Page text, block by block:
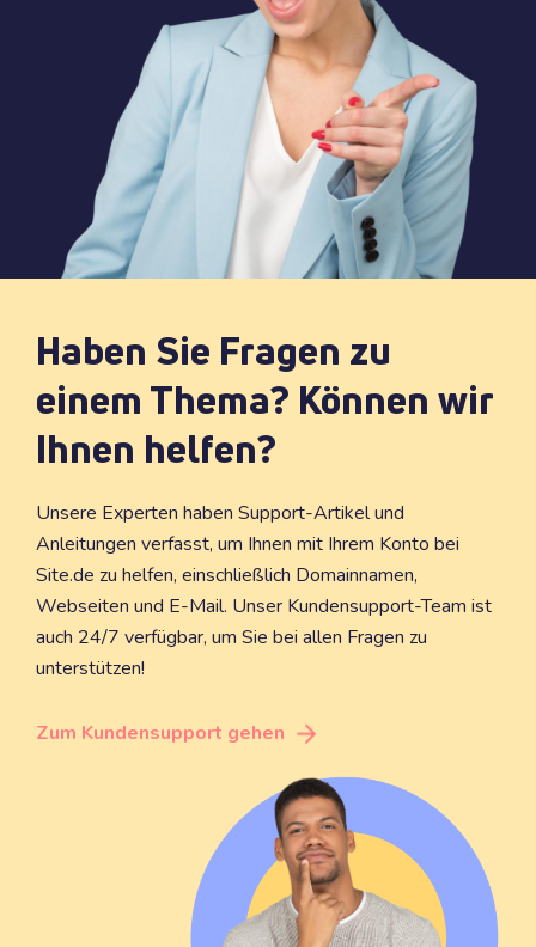
Haben Sie Fragen zu
einem Thema? Können wir
Ihnen helfen?
Unsere Experten haben Support-Artikel und
Anleitungen verfasst, um Ihnen mit Ihrem Konto bei
Site.de zu helfen, einschließlich Domainnamen,
Webseiten und E-Mail. Unser Kundensupport-Team ist
auch 24/7 verfügbar, um Sie bei allen Fragen zu
unterstützen!
Zum Kundensupport gehen